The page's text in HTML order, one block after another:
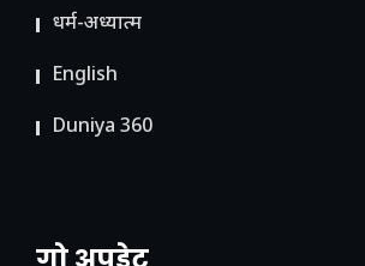
धर्म-अध्यात्म
English
Duniya 360